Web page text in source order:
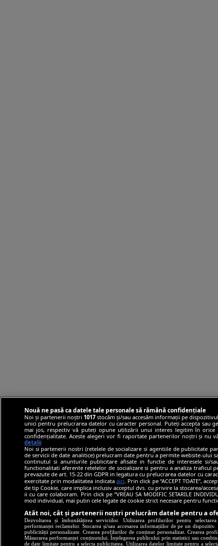
Nouă ne pasă ca datele tale personale să rămână confidențiale
Noi și partenerii noștri 1017stocăm și/sau accesăm informații pe
unici pentru prelucrarea datelor cu caracter personal. Puteți accepta sau
mai jos, respectiv vă puteți opune utilizării unui interes legitim în
confidențialitate. Aceste alegeri vor fi raportate partenerilor noștri și nu
detalii
Noi si partenerii nostri (retelele de socializare si agentiile de publicitate
de servicii de date analitice) prelucram date pentru a permite website-ului
continutul si anunturile publicitare afisate in functie de interesele si/
functionalitati aferente retelelor de socializare si pentru a analiza traficul
prevazute de art. 15-22 din GDPR in legatura cu prelucrarea datelor cu
exercitate prin modalitatea indicata aici . Prin click pe “ACCEPT TOATE”,
de tip Cookie, care implica inclusiv acceptul dvs. cu privire la stocarea/
ii cu care colaboram. Prin click pe “VREAU SA MODIFIC SETARILE
mod individual, mai putin cele legate de cookie strict necesare pentru
Atât noi, cât și partenerii noștri prelucrăm datele pentru a
Dezvoltarea și îmbunătățirea serviciilor. Utilizarea profilurilor pentru
performanței reclamelor. Stocarea și/sau accesarea informațiilor de pe un
publicității personalizate. Crearea profilurilor de conținut personalizat. Crearea
Măsurarea performanței conținutului. Înțelegerea publicului prin statistici sau
de date limitate pentru a selecta publicitatea. Utilizarea datelor limitate pentru a